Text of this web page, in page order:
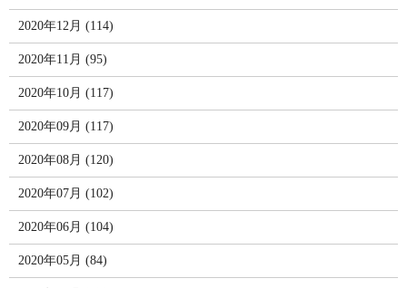
2020年12月 (114)
2020年11月 (95)
2020年10月 (117)
2020年09月 (117)
2020年08月 (120)
2020年07月 (102)
2020年06月 (104)
2020年05月 (84)